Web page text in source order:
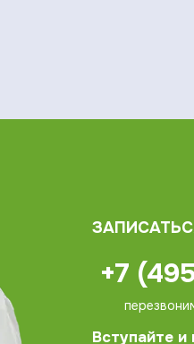
+7
Вступайте и